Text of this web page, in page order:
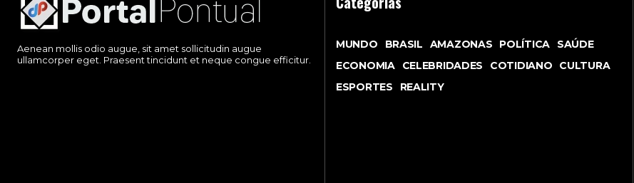
Aenean mollis odio augue, sit amet sollicitudin augue
ullamcorper eget. Praesent tincidunt et neque congue efficitur.
MUNDO BRASIL AMAZONAS POLÍTICA
SAÚDE
ECONOMIA
CELEBRIDADES COTIDIANO
CULTURA
ESPORTES
REALITY